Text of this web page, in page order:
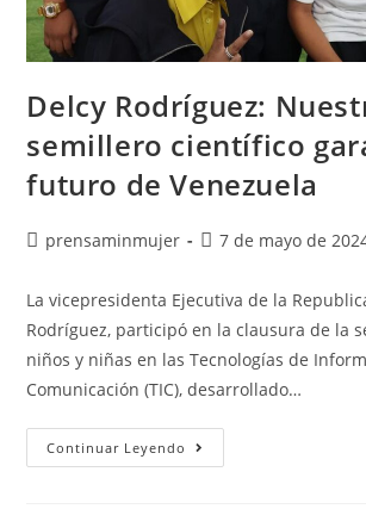
Delcy Rodríguez:
semillero científico
futuro de Venezuela
prensaminmujer 7 de mayo de
La vicepresidenta Ejecutiva de la
Rodríguez, participó en la clausura de la
niños y niñas en las Tecnologías de
Comunicación (TIC), desarrollado…
Continuar Leyendo